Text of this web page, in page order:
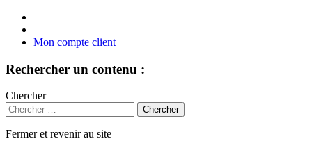
Mon compte client
Rechercher un contenu :
Chercher
Fermer et revenir au site